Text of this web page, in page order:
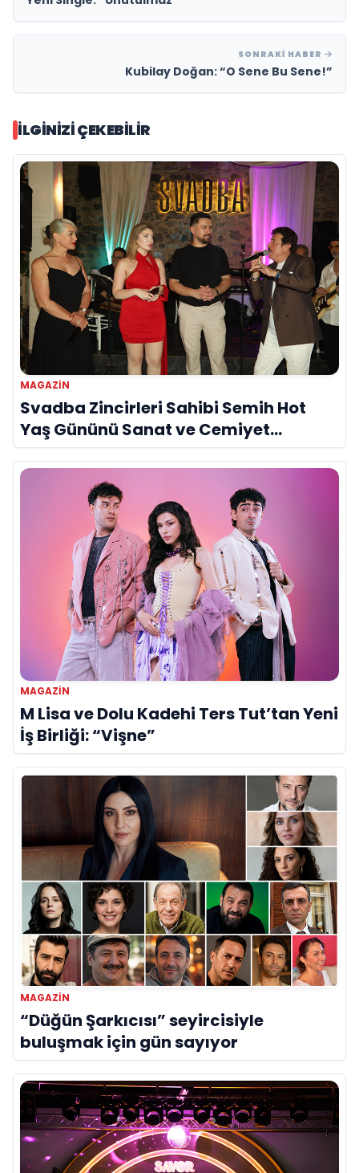
SONRAKI HABER
Kubilay Doğan: “O Sene Bu Sene!”
İLGINIZI ÇEKEBILIR
MAGAZIN
Svadba Zincirleri Sahibi Semih Hot
Yaş Gününü Sanat ve Cemiyet
Dünyasının Ünlü İsimleriyle Kutladı!
MAGAZIN
M Lisa ve Dolu Kadehi Ters Tut’tan Yeni
İş Birliği: “Vişne”
MAGAZIN
“Düğün Şarkıcısı” seyircisiyle
buluşmak için gün sayıyor